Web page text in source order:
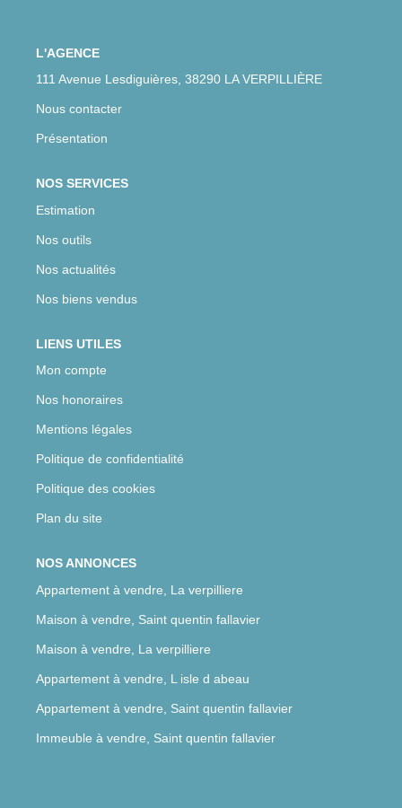
L'AGENCE
111 Avenue Lesdiguières, 38290 LA VERPILLIÈRE
Nous contacter
Présentation
NOS SERVICES
Estimation
Nos outils
Nos actualités
Nos biens vendus
LIENS UTILES
Mon compte
Nos honoraires
Mentions légales
Politique de confidentialité
Politique des cookies
Plan du site
NOS ANNONCES
Appartement à vendre, La verpilliere
Maison à vendre, Saint quentin fallavier
Maison à vendre, La verpilliere
Appartement à vendre, L isle d abeau
Appartement à vendre, Saint quentin fallavier
Immeuble à vendre, Saint quentin fallavier